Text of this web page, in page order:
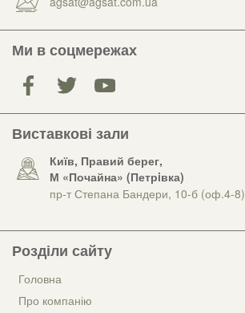
Ми в соцмережах
Виставкові зали
Київ, Правий берег,
М «Почайна» (Петрiвка)
пр-т Степана Бандери, 10-б (оф.4-8)
Розділи сайту
Головна
Про компанію